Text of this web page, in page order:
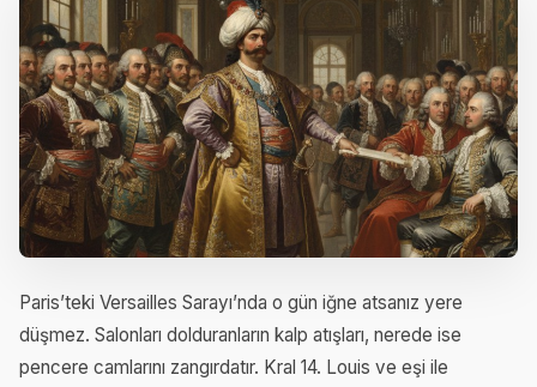
Paris’teki Versailles Sarayı’nda o gün iğne atsanız yere
düşmez. Salonları dolduranların kalp atışları, nerede ise
pencere camlarını zangırdatır. Kral 14. Louis ve eşi ile